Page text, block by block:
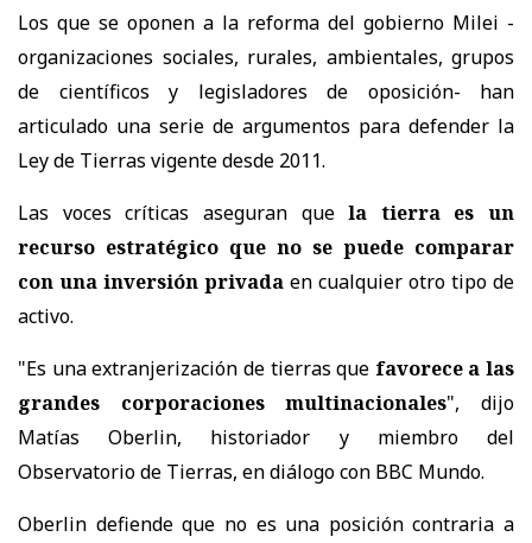
Los que se oponen a la reforma del gobierno Milei -
organizaciones sociales, rurales, ambientales, grupos
de científicos y legisladores de oposición- han
articulado una serie de argumentos para defender la
Ley de Tierras vigente desde 2011.
Las voces críticas aseguran quela tierra es un
recurso estratégico que no se puede comparar
con una inversión privada en cualquier otro tipo de
activo.
"Es una extranjerización de tierras que favorece a las
grandes corporaciones multinacionales", dijo
Matías Oberlin, historiador y miembro del
Observatorio de Tierras, en diálogo con BBC Mundo.
Oberlin defiende que no es una posición contraria a